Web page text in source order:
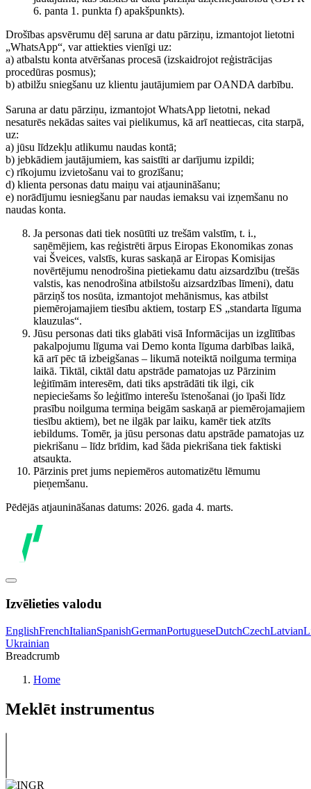
6. panta 1. punkta f) apakšpunkts).
Drošības apsvērumu dēļ saruna ar datu pārziņu, izmantojot lietotni
„WhatsApp“, var attiekties vienīgi uz:
a) atbalstu konta atvēršanas procesā (izskaidrojot reģistrācijas
procedūras posmus);
b) atbilžu sniegšanu uz klientu jautājumiem par OANDA darbību.
Saruna ar datu pārziņu, izmantojot WhatsApp lietotni, nekad
nesaturēs nekādas saites vai pielikumus, kā arī neattiecas, cita starpā,
uz:
a) jūsu līdzekļu atlikumu naudas kontā;
b) jebkādiem jautājumiem, kas saistīti ar darījumu izpildi;
c) rīkojumu izvietošanu vai to grozīšanu;
d) klienta personas datu maiņu vai atjaunināšanu;
e) norādījumu iesniegšanu par naudas iemaksu vai izņemšanu no
naudas konta.
Ja personas dati tiek nosūtīti uz trešām valstīm, t. i.,
saņēmējiem, kas reģistrēti ārpus Eiropas Ekonomikas zonas
vai Šveices, valstīs, kuras saskaņā ar Eiropas Komisijas
novērtējumu nenodrošina pietiekamu datu aizsardzību (trešās
valstis, kas nenodrošina atbilstošu aizsardzības līmeni), datu
pārziņš tos nosūta, izmantojot mehānismus, kas atbilst
piemērojamajiem tiesību aktiem, tostarp ES „standarta līguma
klauzulas“.
Jūsu personas dati tiks glabāti visā Informācijas un izglītības
pakalpojumu līguma vai Demo konta līguma darbības laikā,
kā arī pēc tā izbeigšanas – likumā noteiktā noilguma termiņa
laikā. Tiktāl, ciktāl datu apstrāde pamatojas uz Pārzinim
leģitīmām interesēm, dati tiks apstrādāti tik ilgi, cik
nepieciešams šo leģitīmo interešu īstenošanai (jo īpaši līdz
prasību noilguma termiņa beigām saskaņā ar piemērojamajiem
tiesību aktiem), bet ne ilgāk par laiku, kamēr tiek atzīts
iebildums. Tomēr, ja jūsu personas datu apstrāde pamatojas uz
piekrišanu – līdz brīdim, kad šāda piekrišana tiek faktiski
atsaukta.
Pārzinis pret jums nepiemēros automatizētu lēmumu
pieņemšanu.
Pēdējās atjaunināšanas datums: 2026. gada 4. marts.
Izvēlieties valodu
EnglishFrenchItalianSpanishGermanPortugueseDutchCzechLatvian
Ukrainian
Breadcrumb
Home
Meklēt instrumentus